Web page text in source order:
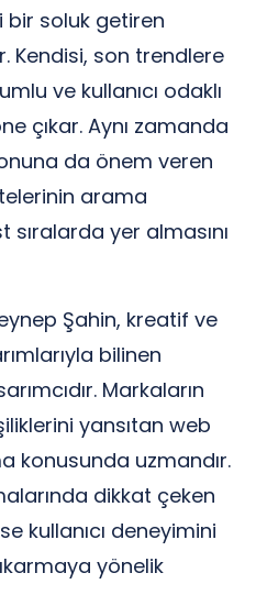
bir soluk getiren
Kendisi, son trendlere
ve kullanıcı odaklı
çıkar. Aynı zamanda
da önem veren
arama
sıralarda yer almasını
Şahin, kreatif ve
bilinen
Markaların
yansıtan web
konusunda uzmandır.
dikkat çeken
kullanıcı deneyimini
yönelik